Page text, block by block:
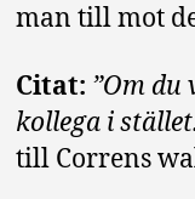
man till mot
Citat: ”Om du
kollega i
till Correns